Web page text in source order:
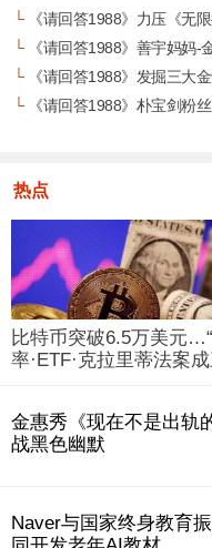
└《请回答1988》力压《无
└《请回答1988》善宇妈妈-
└《请回答1988》发掘三大
└《请回答1988》朴宝剑粉丝
热点
比特币突破6.5万美元
率·ETF·克拉里蒂法案
金惠秀《现在不是出轨
战黑色幽默
Naver与国家终身教育